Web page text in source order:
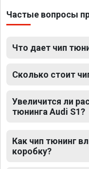
Частые вопросы
Что дает чип
Сколько стоит
Увеличится ли
тюнинга Audi S1?
Как чип тюнинг
коробку?